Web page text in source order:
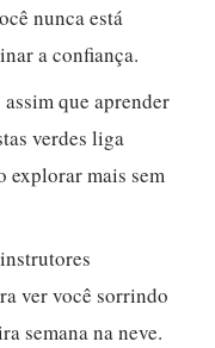
nunca está
a confiança.
que aprender
verdes liga
mais sem
ver você sorrindo
semana na neve.